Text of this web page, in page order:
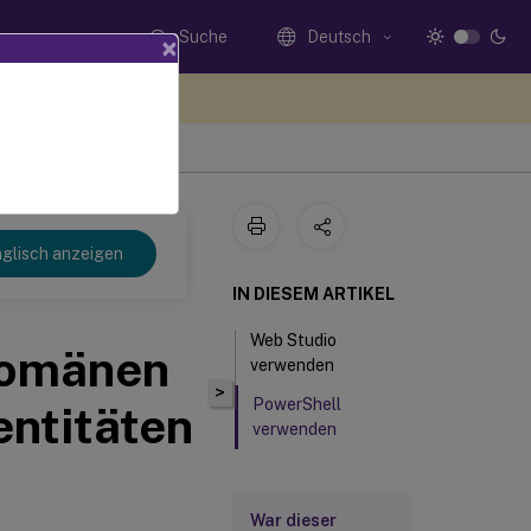
Suche Deutsch
anzeigen
>
IN DIESEM ARTIKEL
Web Studio
verwenden
PowerShell
verwenden
War dieser
×